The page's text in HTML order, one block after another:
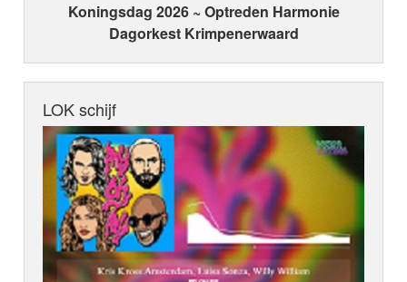
Koningsdag 2026 ~ Optreden Harmonie
Dagorkest Krimpenerwaard
LOK schijf